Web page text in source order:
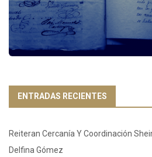
ENTRADAS RECIENTES
Reiteran Cercanía Y Coordinación
Delfina Gómez